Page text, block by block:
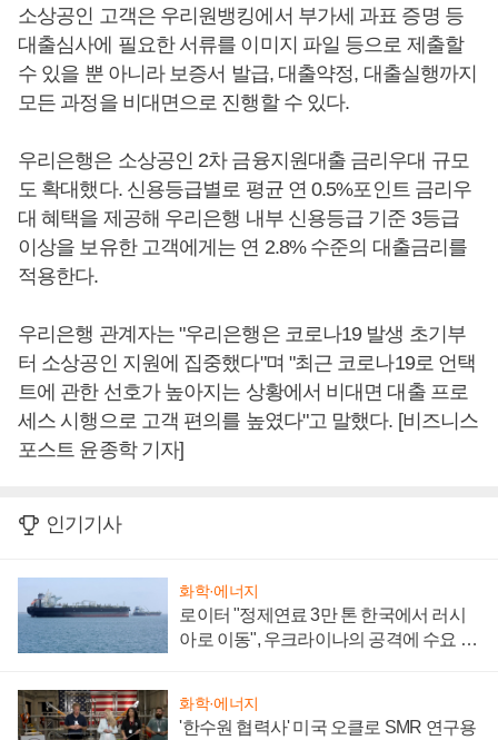
소상공인 고객은 우리원뱅킹에서 부가세 과표 증명 등
대출심사에 필요한 서류를 이미지 파일 등으로 제출할
수 있을 뿐 아니라 보증서 발급, 대출약정, 대출실행까지
모든 과정을 비대면으로 진행할 수 있다.
우리은행은 소상공인 2차 금융지원대출 금리우대 규모
도 확대했다. 신용등급별로 평균 연 0.5%포인트 금리우
대 혜택을 제공해 우리은행 내부 신용등급 기준 3등급
이상을 보유한 고객에게는 연 2.8% 수준의 대출금리를
적용한다.
우리은행 관계자는 "우리은행은 코로나19 발생 초기부
터 소상공인 지원에 집중했다"며 "최근 코로나19로 언택
트에 관한 선호가 높아지는 상황에서 비대면 대출 프로
세스 시행으로 고객 편의를 높였다"고 말했다. [비즈니스
포스트 윤종학 기자]
인기기사
화학·에너지
로이터 "정제연료 3만 톤 한국에서 러시
아로 이동", 우크라이나의 공격에 수요 늘
화학·에너지
'한수원 협력사' 미국 오클로 SMR 연구용